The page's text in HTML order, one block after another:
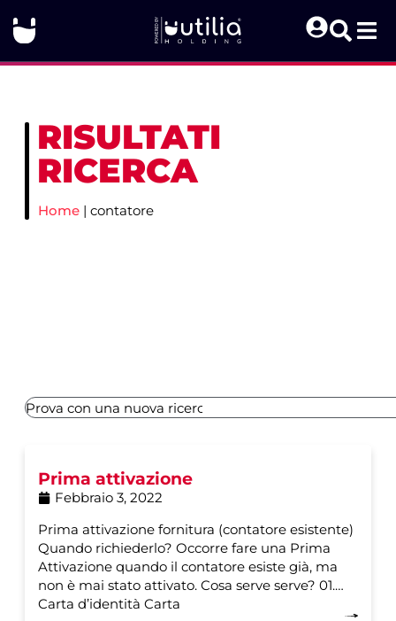
RISULTATI
RICERCA
Home | contatore
Prima attivazione
Febbraio 3, 2022
Prima attivazione fornitura (contatore esistente)
Quando richiederlo? Occorre fare una Prima
Attivazione quando il contatore esiste già, ma
non è mai stato attivato. Cosa serve serve? 01.
Carta d’identità Carta